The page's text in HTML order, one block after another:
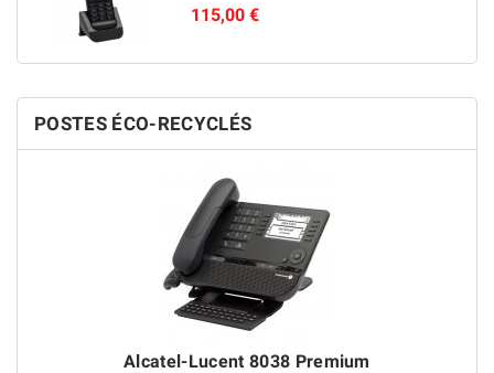
115,00 €
POSTES ÉCO-RECYCLÉS
Alcatel-Lucent 8038 Premium